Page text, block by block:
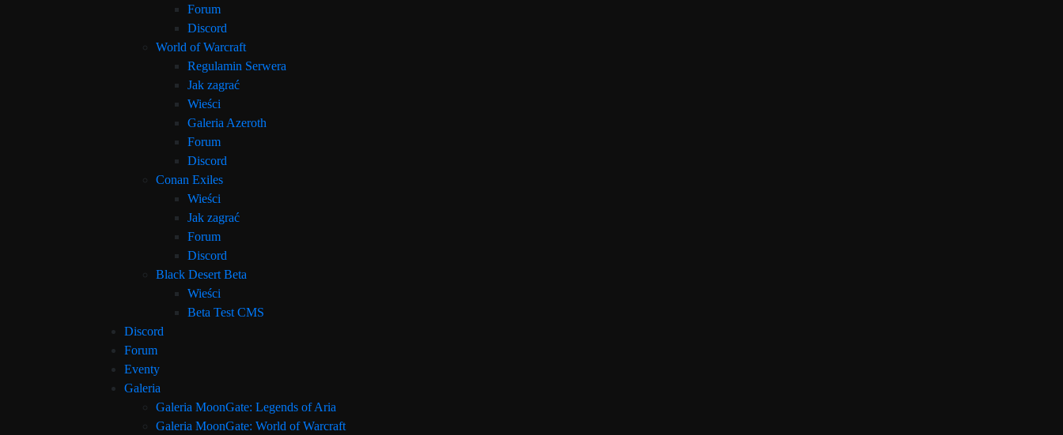
Forum
Discord
World of Warcraft
Regulamin Serwera
Jak zagrać
Wieści
Galeria Azeroth
Forum
Discord
Conan Exiles
Wieści
Jak zagrać
Forum
Discord
Black Desert Beta
Wieści
Beta Test CMS
Discord
Forum
Eventy
Galeria
Galeria MoonGate: Legends of Aria
Galeria MoonGate: World of Warcraft